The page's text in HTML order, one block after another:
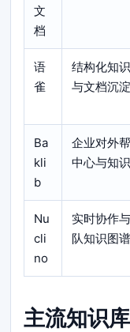
文
档
语
雀
结构化知
与文档沉淀
Ba
kli
b
企业对外
中心与知
Nu
cli
no
实时协作
队知识图谱
主流知识